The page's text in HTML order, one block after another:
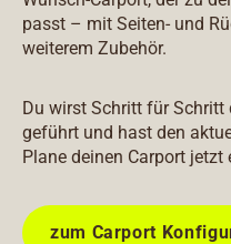
passt – mit Seiten- und
weiterem Zubehör.
Du wirst Schritt für Schritt
geführt und hast den
Plane deinen Carport jetzt
zum Carport